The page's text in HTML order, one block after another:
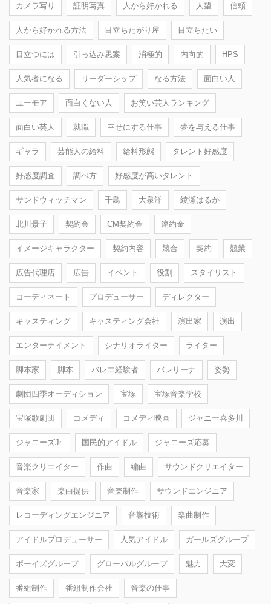
カメラ写り 証明写真 人から好かれる 人望 信頼
人から好かれる方法 目立ちたがり屋 目立ちたい
目立つには 引っ込み思案 消極的 内向的 HPS
人気者になる リーダーシップ なる方法 面白い人
ユーモア 面白くない人 お笑い芸人ランキング
面白い芸人 就職 幸せにする仕事 夢を与える仕事
ギャラ 芸能人の給料 給料形態 タレント好感度
好感度調査 調べ方 好感度が高いタレント
サンドウィッチマン 千鳥 大泉洋 綾瀬はるか
北川景子 契約金 CM契約金 違約金
イメージキャラクター 契約内容 競合 契約 競業
広告代理店 広告 イベント 役割 スタイリスト
コーディネート プロデューサー ディレクター
キャスティング キャスティング会社 演出家 演出
エンターテイメント シナリオライター ライター
脚本家 脚本 バレエ経験者 バレリーナ 姿勢
劇団四季オーディション 宝塚 宝塚音楽学校
宝塚歌劇団 コメディ コメディ映画 ジャニー喜多川
ジャニーズJr. 国民的アイドル ジャニーズ応募
音楽クリエイター 作曲 編曲 サウンドクリエイター
音楽家 楽曲提供 音楽制作 サウンドエンジニア
レコーディングエンジニア 音響技術 楽曲制作
アイドルプロデューサー 人気アイドル ガールズグループ
ボーイズグループ グローバルグループ 魅力 大変
番組制作 番組制作会社 音楽の仕事